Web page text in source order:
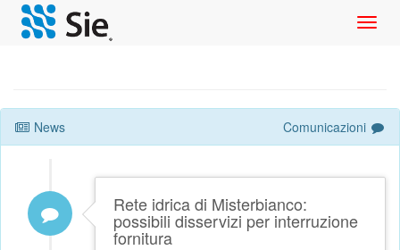
News Comunicazioni
Rete idrica di Misterbianco:
possibili disservizi per interruzione
fornitura